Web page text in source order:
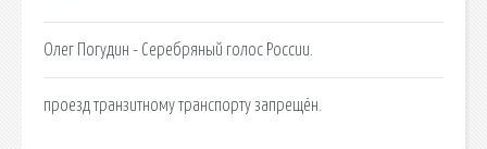
Олег Погудин - Серебряный голос России.
проезд транзитному транспорту запрещён.